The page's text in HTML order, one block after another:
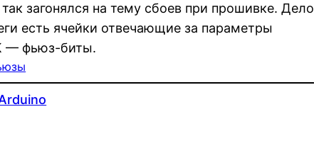
загонялся на тему сбоев при прошивке. Дело
есть ячейки отвечающие за параметры
— фьюз-биты.